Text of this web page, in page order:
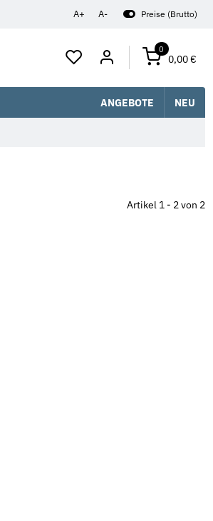
A+ A- Preise (Brutto)
0
0,00 €
ANGEBOTE NEU
Artikel 1 - 2 von 2